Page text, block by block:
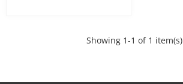
Showing 1-1 of 1 item(s)